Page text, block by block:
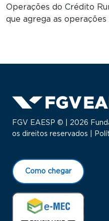
Operações do Crédito
que agrega as
FGV EAESP © | 2026
os direitos reservados |
Como chegar